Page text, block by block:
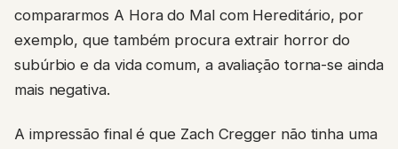
compararmos A Hora do Mal com Hereditário, por
exemplo, que também procura extrair horror do
subúrbio e da vida comum, a avaliação torna-se ainda
mais negativa.
A impressão final é que Zach Cregger não tinha uma